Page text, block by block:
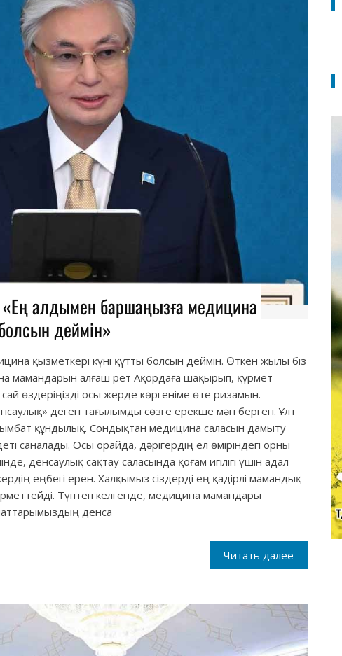
алдымен баршаңызға медицина
деймін»
қызметкері күні құтты болсын деймін. Өткен жылы біз
мамандарын алғаш рет Ақордаға шақырып, құрмет
сай өздеріңізді осы жерде көргеніме өте ризамын.
деген тағылымды сөзге ерекше мән берген. Ұлт
құндылық. Сондықтан медицина саласын дамыту
саналады. Осы орайда, дәрігердің ел өміріндегі орны
денсаулық сақтау саласында қоғам игілігі үшін адал
еңбегі ерен. Халқымыз сіздерді ең қадірлі мамандық
Түптеп келгенде, медицина мамандары
денса
Читать далее